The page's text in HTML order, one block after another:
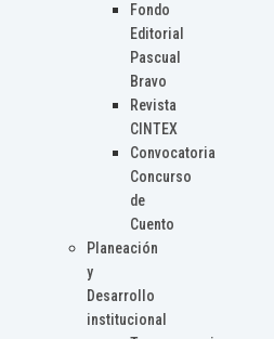
Fondo
Editorial
Pascual
Bravo
Revista
CINTEX
Convocatoria
Concurso
de
Cuento
Planeación
y
Desarrollo
institucional